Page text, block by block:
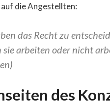
die Angestellten:
das Recht zu
sie arbeiten oder nicht
des